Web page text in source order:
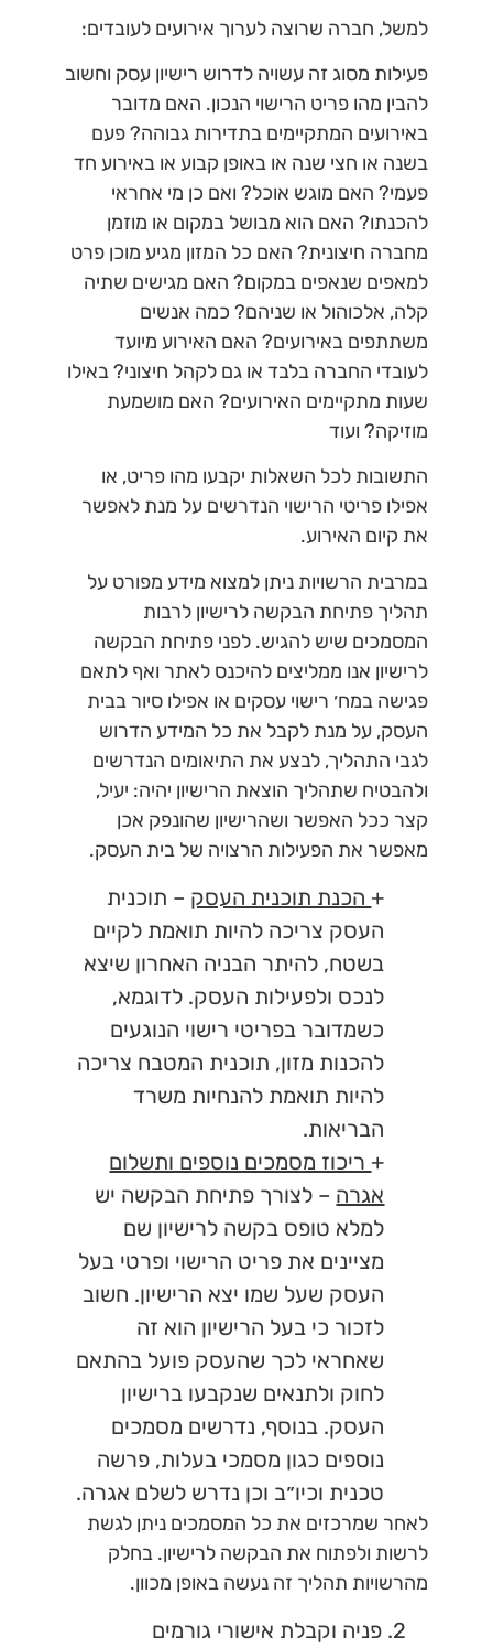
למשל, חברה שרוצה לערוך אירועים לעובדים:
פעילות מסוג זה עשויה לדרוש רישיון עסק וחשוב
להבין מהו פריט הרישוי הנכון. האם מדובר
באירועים המתקיימים בתדירות גבוהה? פעם
בשנה או חצי שנה או באופן קבוע או באירוע חד
פעמי? האם מוגש אוכל? ואם כן מי אחראי
להכנתו? האם הוא מבושל במקום או מוזמן
מחברה חיצונית? האם כל המזון מגיע מוכן פרט
למאפים שנאפים במקום? האם מגישים שתיה
קלה, אלכוהול או שניהם? כמה אנשים
משתתפים באירועים? האם האירוע מיועד
לעובדי החברה בלבד או גם לקהל חיצוני? באילו
שעות מתקיימים האירועים? האם מושמעת
מוזיקה? ועוד
התשובות לכל השאלות יקבעו מהו פריט, או
אפילו פריטי הרישוי הנדרשים על מנת לאפשר
את קיום האירוע.
במרבית הרשויות ניתן למצוא מידע מפורט על
תהליך פתיחת הבקשה לרישיון לרבות
המסמכים שיש להגיש. לפני פתיחת הבקשה
לרישיון אנו ממליצים להיכנס לאתר ואף לתאם
פגישה במח׳ רישוי עסקים או אפילו סיור בבית
העסק, על מנת לקבל את כל המידע הדרוש
לגבי התהליך, לבצע את התיאומים הנדרשים
ולהבטיח שתהליך הוצאת הרישיון יהיה: יעיל,
קצר ככל האפשר ושהרישיון שהונפק אכן
מאפשר את הפעילות הרצויה של בית העסק.
+ הכנת תוכנית העסק – תוכנית
העסק צריכה להיות תואמת לקיים
בשטח, להיתר הבניה האחרון שיצא
לנכס ולפעילות העסק. לדוגמא,
כשמדובר בפריטי רישוי הנוגעים
להכנות מזון, תוכנית המטבח צריכה
להיות תואמת להנחיות משרד
הבריאות.
+ ריכוז מסמכים נוספים ותשלום
אגרה – לצורך פתיחת הבקשה יש
למלא טופס בקשה לרישיון שם
מציינים את פריט הרישוי ופרטי בעל
העסק שעל שמו יצא הרישיון. חשוב
לזכור כי בעל הרישיון הוא זה
שאחראי לכך שהעסק פועל בהתאם
לחוק ולתנאים שנקבעו ברישיון
העסק. בנוסף, נדרשים מסמכים
נוספים כגון מסמכי בעלות, פרשה
טכנית וכיו״ב וכן נדרש לשלם אגרה.
לאחר שמרכזים את כל המסמכים ניתן לגשת
לרשות ולפתוח את הבקשה לרישיון. בחלק
מהרשויות תהליך זה נעשה באופן מכוון.
2. פניה וקבלת אישורי גורמים